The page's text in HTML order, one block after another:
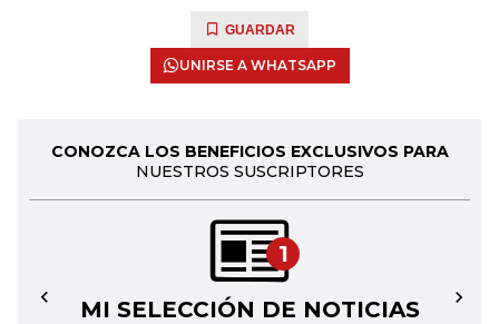
GUARDAR
UNIRSE A WHATSAPP
CONOZCA LOS BENEFICIOS EXCLUSIVOS PARA
NUESTROS SUSCRIPTORES
1
MI SELECCIÓN DE NOTICIAS
← →